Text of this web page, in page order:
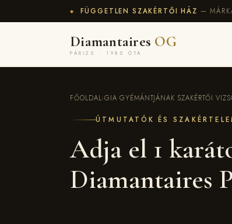
◆ FÜGGETLEN SZAKÉRTŐI HÁZ —
Diamantaires OG
PÁRIZS · 1985 ÓTA
FŐOLDAL›GIA GYÉMÁNTJÁNAK SZAKÉRTŐI
ÚTMUTATÓK ÉS
Adja el 1
Diamantaires